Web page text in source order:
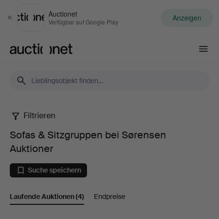
Schließen
Auctionet
Verfügbar auf Google Play Anzeigen
Sofas
Sitzgruppen
bei
Filtrieren
Sofas & Sitzgruppen bei Sørensen
Auktioner
Suche speichern
Laufende Auktionen(4) Endpreise